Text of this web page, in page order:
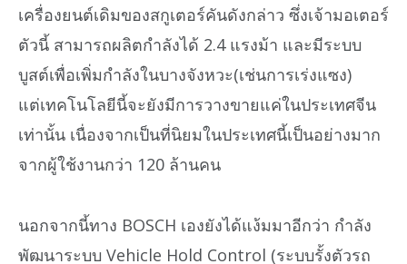
เครื่องยนต์เดิมของสกูเตอร์คันดังกล่าว ซึ่งเจ้ามอเตอร์
ตัวนี้ สามารถผลิตกำลังได้ 2.4 แรงม้า และมีระบบ
บูสต์เพื่อเพิ่มกำลังในบางจังหวะ(เช่นการเร่งแซง)
แต่เทคโนโลยีนี้จะยังมีการวางขายแค่ในประเทศจีน
เท่านั้น เนื่องจากเป็นที่นิยมในประเทศนี้เป็นอย่างมาก
จากผู้ใช้งานกว่า 120 ล้านคน
นอกจากนี้ทาง BOSCH เองยังได้แง้มมาอีกว่า กำลัง
พัฒนาระบบ Vehicle Hold Control (ระบบรั้งตัวรถ